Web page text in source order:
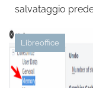
salvataggio
Libreoffice